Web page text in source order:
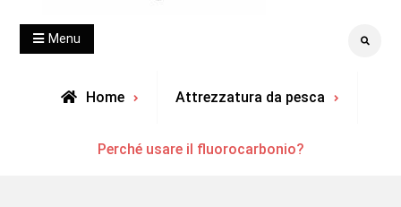
fishery-man
Menu Search
Home Attrezzatura da pesca
Perché usare il fluorocarbonio?